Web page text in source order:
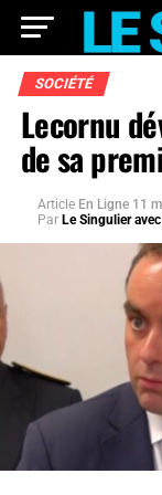
SOCIÉTÉ
Lecornu
de sa
Article En Ligne 11
Par Le Singulier